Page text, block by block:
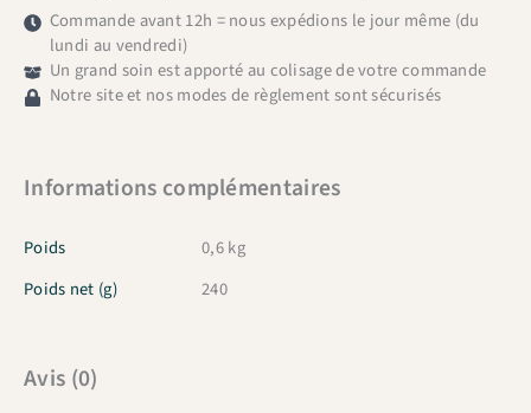
Commande avant 12h = nous expédions le jour même (du
lundi au vendredi)
Un grand soin est apporté au colisage de votre commande
Notre site et nos modes de règlement sont sécurisés
Informations complémentaires
Poids
0,6 kg
Poids net (g)
240
Avis (0)